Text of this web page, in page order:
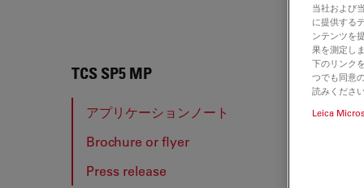
TCS SP5 MP
アプリケーションノート
Brochure or flyer
Press release
TCS
当社および
に提供する
ンテンツを
果を測定し
下のリンク
つでも同意
読みくださ
Leica